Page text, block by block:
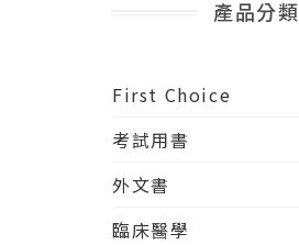
產品分類
First Choice
考試用書
外文書
臨床醫學